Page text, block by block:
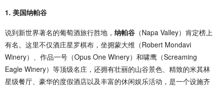
1. 美国纳帕谷
说到新世界著名的葡萄酒旅行胜地， 纳帕谷 （Napa Valley）肯定榜上
有名。这里不仅酒庄星罗棋布，坐拥蒙大维（Robert Mondavi
Winery）、作品一号（Opus One Winery）和啸鹰（Screaming
Eagle Winery）等顶级名庄，还拥有壮丽的山谷景色、精致的米其林
星级餐厅、豪华的度假酒店以及丰富的休闲娱乐活动，是一个设施齐